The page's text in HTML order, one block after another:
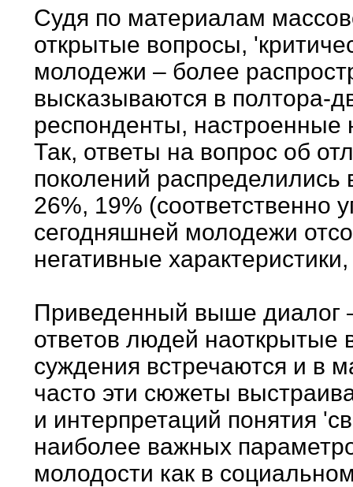
Судя по материалам
открытые вопросы,
молодежи – более
высказываются в полтора-
респонденты, настроенные
Так, ответы на вопрос об
поколений
26%, 19% (соответственно
сегодняшней молодежи
негативные
Приведенный выше диалог
ответов людей
суждения встречаются и в
часто эти сюжеты
и интерпретаций понятия
наиболее важных
молодости как в